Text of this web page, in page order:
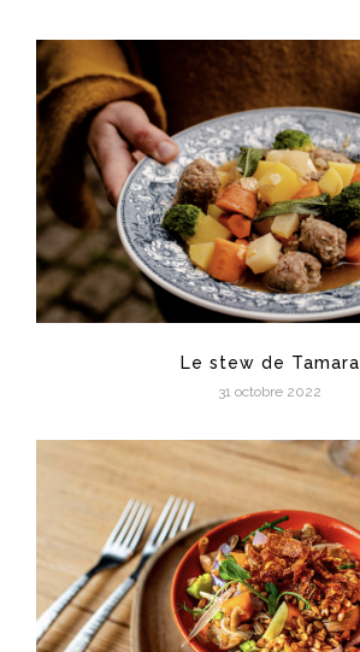
Le stew de Tamara
31 octobre 2022